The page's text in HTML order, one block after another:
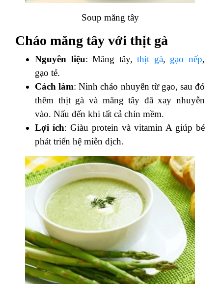
Soup măng tây
Cháo măng tây với thịt gà
Nguyên liệu: Măng tây,thịt gà, gạo nếp,
gạo tẻ.
Cách làm: Ninh cháo nhuyễn từ gạo, sau đó
thêm thịt gà và măng tây đã xay nhuyễn
vào. Nấu đến khi tất cả chín mềm.
Lợi ích: Giàu protein và vitamin A giúp bé
phát triển hệ miễn dịch.